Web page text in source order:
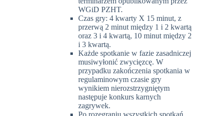
WGiD PZHT.
Czas gry: 4 kwarty X 15 minut, z
przerwą 2 minut między 1 i 2 kwartą
oraz 3 i 4 kwartą, 10 minut między 2
i 3 kwartą.
Każde spotkanie w fazie zasadniczej
musiwyłonić zwycięzcę. W
przypadku zakończenia spotkania w
regulaminowym czasie gry
wynikiem nierozstrzygniętym
następuje konkurs karnych
zagrywek.
Po rozegraniu wszystkich spotkań